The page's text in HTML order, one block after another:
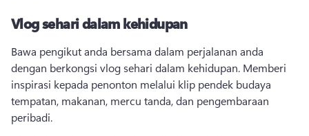
Vlog sehari dalam kehidupan
Bawa pengikut anda bersama dalam perjalanan anda
dengan berkongsi vlog sehari dalam kehidupan. Memberi
inspirasi kepada penonton melalui klip pendek budaya
tempatan, makanan, mercu tanda, dan pengembaraan
peribadi.